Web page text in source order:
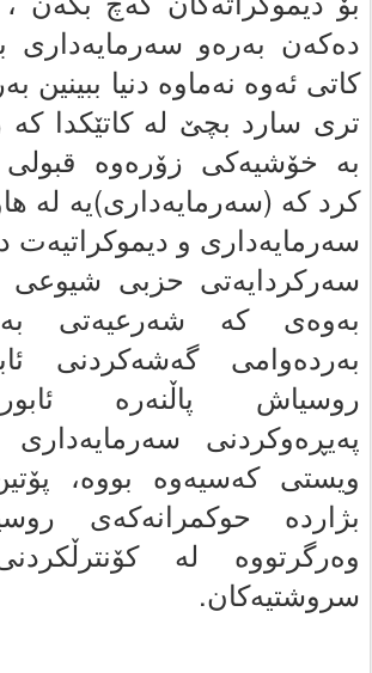
ده‌که‌ن به‌ره‌و سه‌رمایه‌دارى
کاتى ئه‌وه‌ نه‌ماوه‌ دنیا
ترى سارد بچێ له‌ کاتێکدا
به‌ خۆشیه‌کى زۆره‌وه‌ قبولى
کرد که‌ (سه‌رمایه‌دارى)یه‌ له‌
سه‌رمایه‌دارى و دیموکراتیه‌ت
سه‌رکردایه‌تى حزبى شیوعى
به‌وه‌ى که‌ شه‌رعیه‌تى
به‌رده‌وامی گه‌شه‌کردنى
روسیاش پاڵنەرە
په‌یڕه‌وکردنى
ویستى که‌سیه‌وه‌ بووه‌،
بژارده‌ حوکمرانه‌که‌ى
وەرگرتووە له‌
سروشتیەکان.